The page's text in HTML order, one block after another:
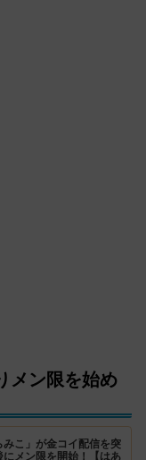
メン限を始め
みこ」が金コイ配信を突
メン限を開始！【はあ